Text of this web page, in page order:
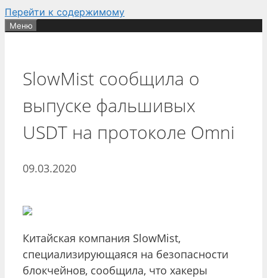
Перейти к содержимому
Меню
SlowMist сообщила о
выпуске фальшивых
USDT на протоколе Omni
09.03.2020
Китайская компания SlowMist,
специализирующаяся на безопасности
блокчейнов, сообщила, что хакеры